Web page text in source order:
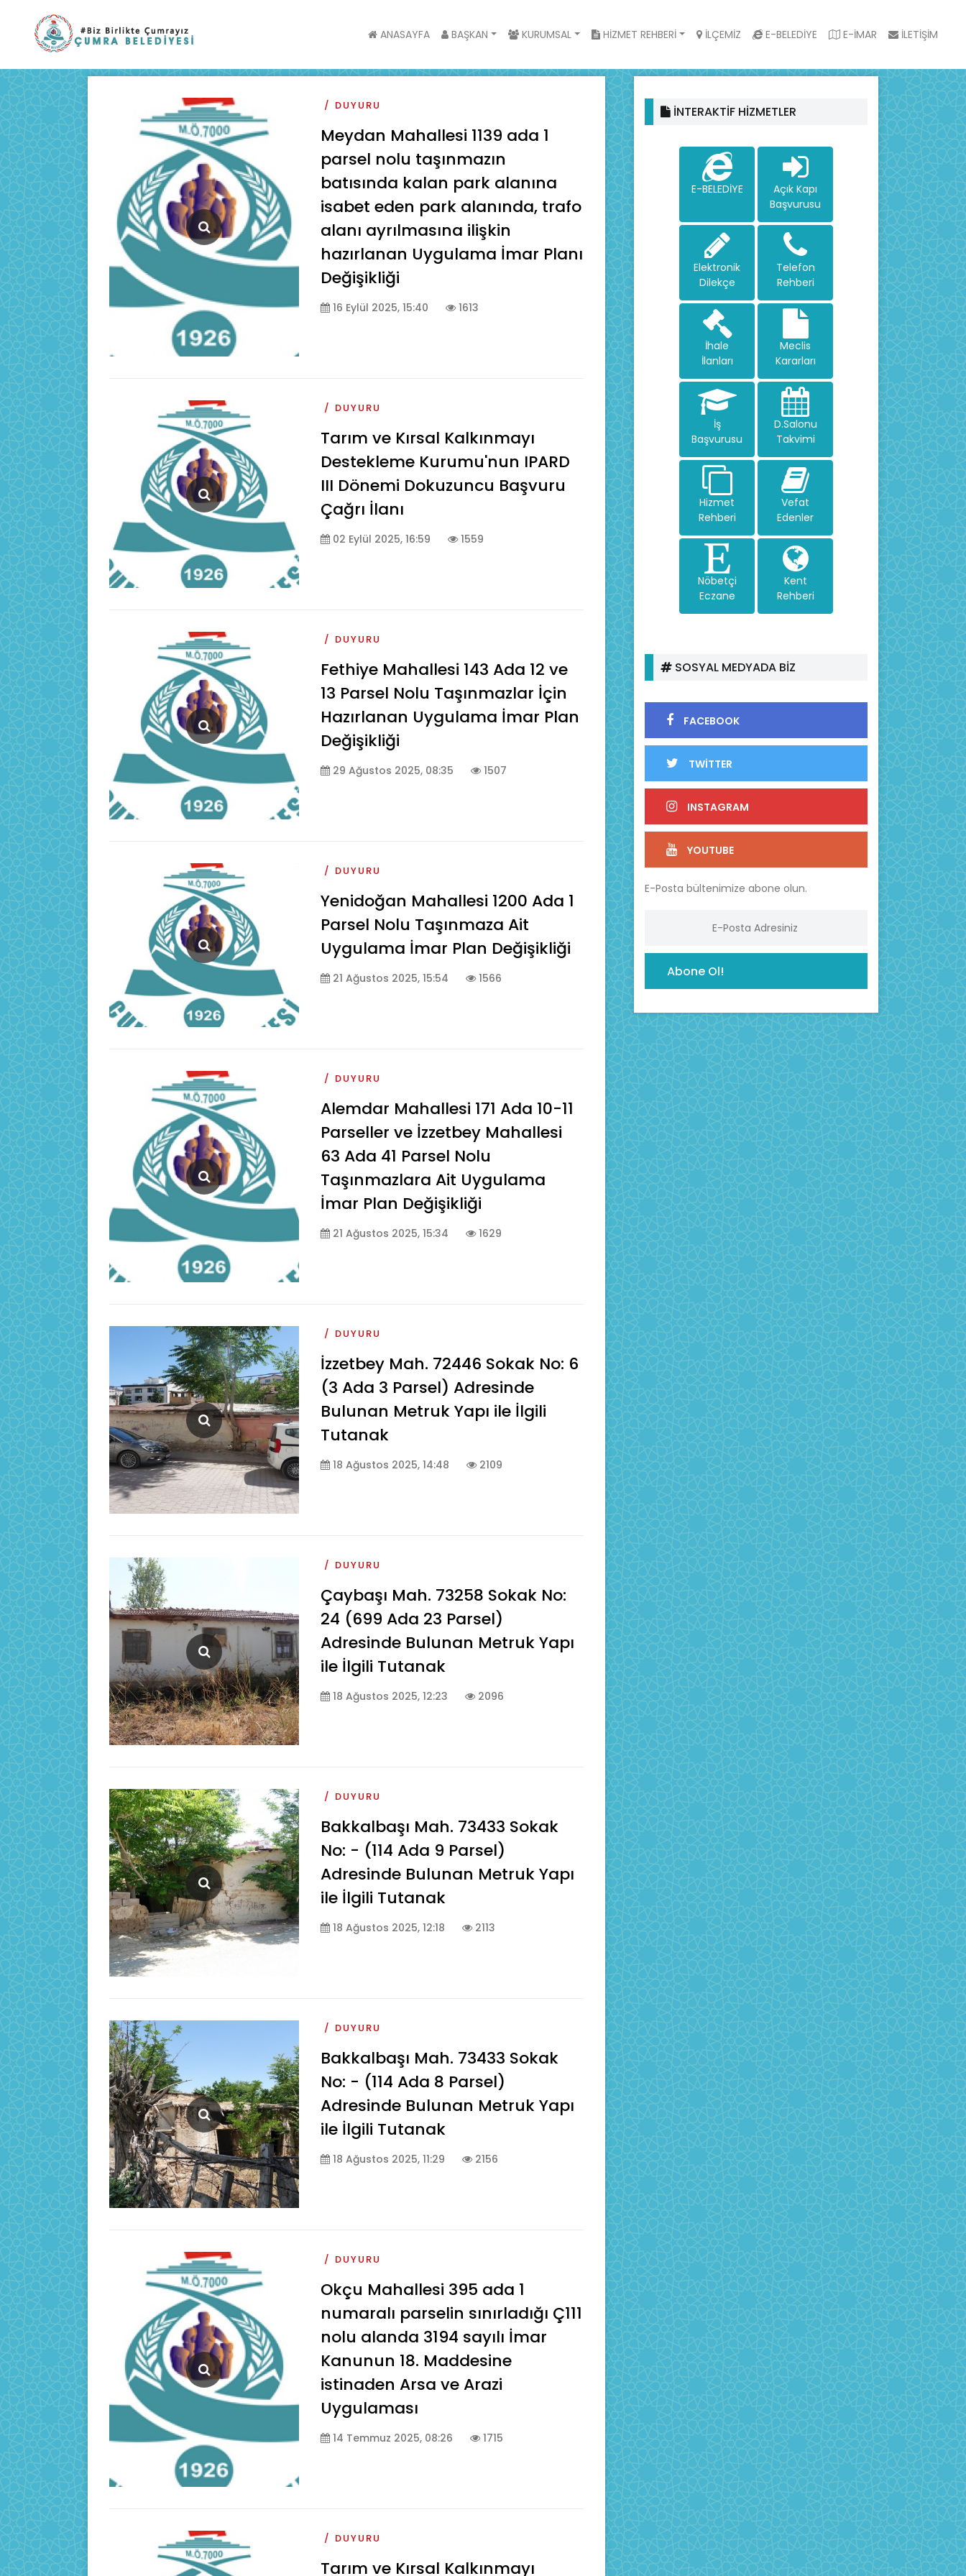
ANASAYFA BAŞKAN KURUMSAL HİZMET REHBERİ İLÇEMİZ E-BELEDİYE E-İMAR İLETİŞİM
DUYURU
Meydan Mahallesi 1139 ada 1
parsel nolu taşınmazın
batısında kalan park alanına
isabet eden park alanında, trafo
alanı ayrılmasına ilişkin
hazırlanan Uygulama İmar Planı
Değişikliği
16 Eylül 2025, 15:40 1613
DUYURU
Tarım ve Kırsal Kalkınmayı
Destekleme Kurumu'nun IPARD
III Dönemi Dokuzuncu Başvuru
Çağrı İlanı
02 Eylül 2025, 16:59 1559
DUYURU
Fethiye Mahallesi 143 Ada 12 ve
13 Parsel Nolu Taşınmazlar İçin
Hazırlanan Uygulama İmar Plan
Değişikliği
29 Ağustos 2025, 08:35 1507
DUYURU
Yenidoğan Mahallesi 1200 Ada 1
Parsel Nolu Taşınmaza Ait
Uygulama İmar Plan Değişikliği
21 Ağustos 2025, 15:54 1566
DUYURU
Alemdar Mahallesi 171 Ada 10-11
Parseller ve İzzetbey Mahallesi
63 Ada 41 Parsel Nolu
Taşınmazlara Ait Uygulama
İmar Plan Değişikliği
21 Ağustos 2025, 15:34 1629
DUYURU
İzzetbey Mah. 72446 Sokak No: 6
(3 Ada 3 Parsel) Adresinde
Bulunan Metruk Yapı ile İlgili
Tutanak
18 Ağustos 2025, 14:48 2109
DUYURU
Çaybaşı Mah. 73258 Sokak No:
24 (699 Ada 23 Parsel)
Adresinde Bulunan Metruk Yapı
ile İlgili Tutanak
18 Ağustos 2025, 12:23 2096
DUYURU
Bakkalbaşı Mah. 73433 Sokak
No: - (114 Ada 9 Parsel)
Adresinde Bulunan Metruk Yapı
ile İlgili Tutanak
18 Ağustos 2025, 12:18 2113
DUYURU
Bakkalbaşı Mah. 73433 Sokak
No: - (114 Ada 8 Parsel)
Adresinde Bulunan Metruk Yapı
ile İlgili Tutanak
18 Ağustos 2025, 11:29 2156
DUYURU
Okçu Mahallesi 395 ada 1
numaralı parselin sınırladığı Ç111
nolu alanda 3194 sayılı İmar
Kanunun 18. Maddesine
istinaden Arsa ve Arazi
Uygulaması
14 Temmuz 2025, 08:26 1715
DUYURU
Tarım ve Kırsal Kalkınmayı
İNTERAKTİF HİZMETLER
E-BELEDİYE
Açık Kapı
Başvurusu
Elektronik
Dilekçe
Telefon
Rehberi
İhale
İlanları
Meclis
Kararları
İş
Başvurusu
D.Salonu
Takvimi
Hizmet
Rehberi
Vefat
Edenler
Nöbetçi
Eczane
Kent
Rehberi
SOSYAL MEDYADA BİZ
FACEBOOK
TWİTTER
INSTAGRAM
YOUTUBE
E-Posta bültenimize abone olun.
Abone Ol!